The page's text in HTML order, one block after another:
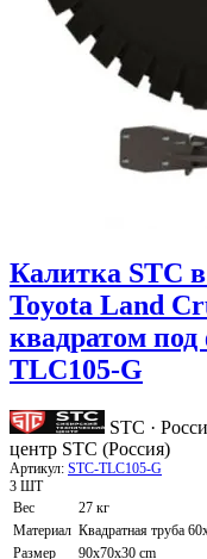
Калитка STC
Toyota Land
квадратом
TLC105-G
STC ·
центр STC (Россия)
Артикул: STC-TLC105-G
3 ШТ
Вес
27 кг
Материал Квадратная труба
Размер
90x70x30 cm